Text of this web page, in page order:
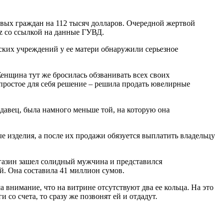
граждан на 112 тысяч долларов. Очередной жертвой
со ссылкой на данные ГУВД.
учреждений у ее матери обнаружили серьезное
тут же бросилась обзванивать всех своих
для себя решение – решила продать ювелирные
была намного меньше той, на которую она
а после их продажи обязуется выплатить владельцу
зашел солидный мужчина и представился
Она составила 41 миллион сумов.
что на витрине отсутствуют два ее кольца. На это
счета, то сразу же позвонят ей и отдадут.